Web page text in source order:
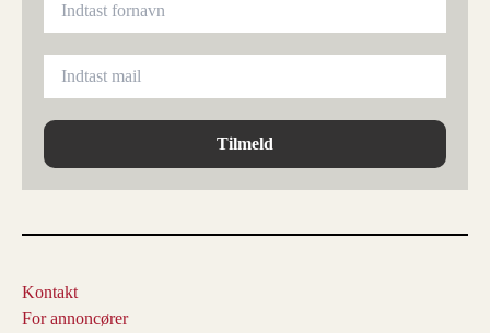
Tilmeld
Kontakt
For annoncører